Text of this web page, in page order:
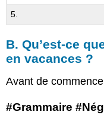
5.
B. Qu’est-ce
en vacances ?
Avant de
#Grammaire